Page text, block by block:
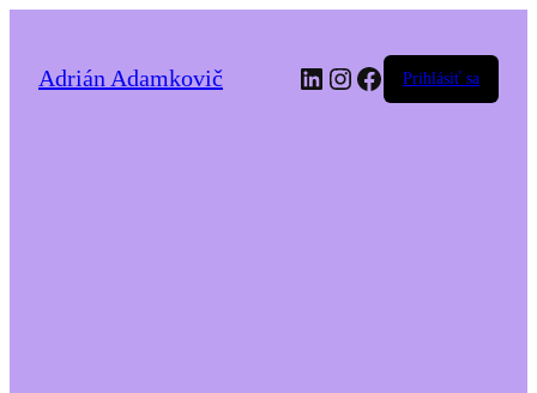
Adrián Adamkovič LinkedIn
Instagram
Facebook
Prihlásiť sa